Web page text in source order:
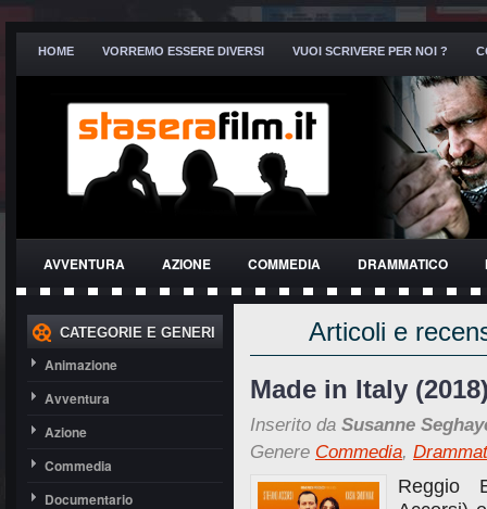
HOME VORREMO ESSERE DIVERSI VUOI SCRIVERE PER NOI ?
AVVENTURA AZIONE COMMEDIA DRAMMATICO
THRILLER
CATEGORIE E GENERI
Animazione
Avventura
Azione
Commedia
Documentario
Articoli e
Made in Italy
Inserito da Susanne
Genere Commedia,
Reggio